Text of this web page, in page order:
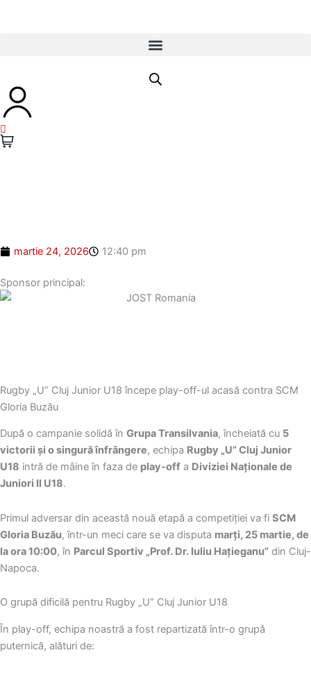
martie 24, 2026 12:40 pm
Sponsor principal:
Rugby „U” Cluj Junior U18 începe play-off-ul acasă contra SCM
Gloria Buzău
După o campanie solidă în Grupa Transilvania, încheiată cu 5
victorii și o singură înfrângere, echipa Rugby „U” Cluj Junior
U18 intră de mâine în faza de play-off a Diviziei Naționale de
Juniori II U18.
Primul adversar din această nouă etapă a competiției va fi SCM
Gloria Buzău, într-un meci care se va disputa marți, 25 martie, de
la ora 10:00, în Parcul Sportiv „Prof. Dr. Iuliu Hațieganu” din Cluj-
Napoca.
O grupă dificilă pentru Rugby „U” Cluj Junior U18
În play-off, echipa noastră a fost repartizată într-o grupă
puternică, alături de: